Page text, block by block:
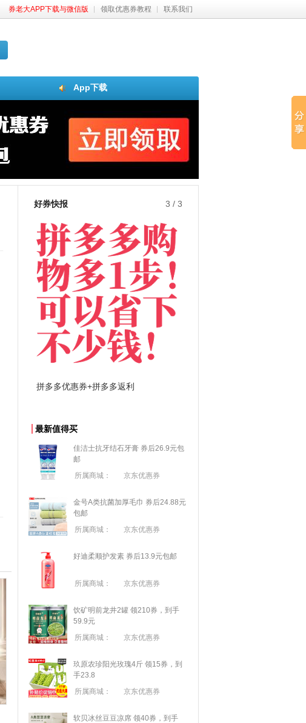
券老大APP下载与微信版 领取优惠券教程 联系我们
App下载
好券快报 3 / 3
拼多多优惠券+拼多多返利
最新值得买
佳洁士抗牙结石牙膏 券后26.9元包
邮
所属商城：
京东优惠券
金号A类抗菌加厚毛巾 券后24.88元
包邮
所属商城：
京东优惠券
好迪柔顺护发素 券后13.9元包邮
所属商城： 京东优惠券
饮矿明前龙井2罐 领210券，到手
59.9元
所属商城：
京东优惠券
玖原农珍阳光玫瑰4斤 领15券，到
手23.8
所属商城：
京东优惠券
软贝冰丝豆豆凉席 领40券，到手